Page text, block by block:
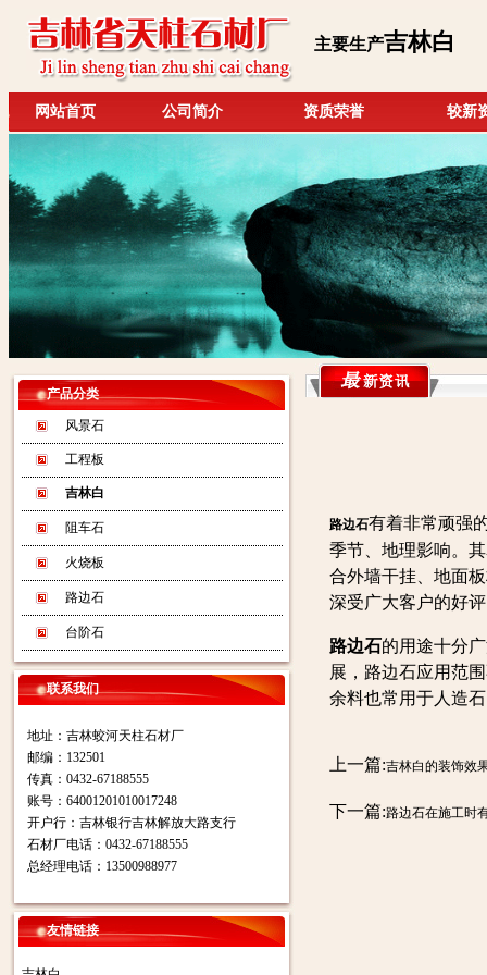
主要生产吉林白
网站首页 公司简介 资质荣誉 较新
产品分类
风景石
工程板
吉林白
阻车石
火烧板
路边石
台阶石
联系我们
地址：吉林蛟河天柱石材厂
邮编：132501
传真：0432-67188555
账号：64001201010017248
开户行：吉林银行吉林解放大路支行
石材厂电话：0432-67188555
总经理电话：13500988977
友情链接
路边石有着非常顽强
季节、地理影响。
合外墙干挂、地面
深受广大客户的好
路边石的用途十分
展，路边石应用范
余料也常用于人造
上一篇:吉林白的装饰效
下一篇:路边石在施工时